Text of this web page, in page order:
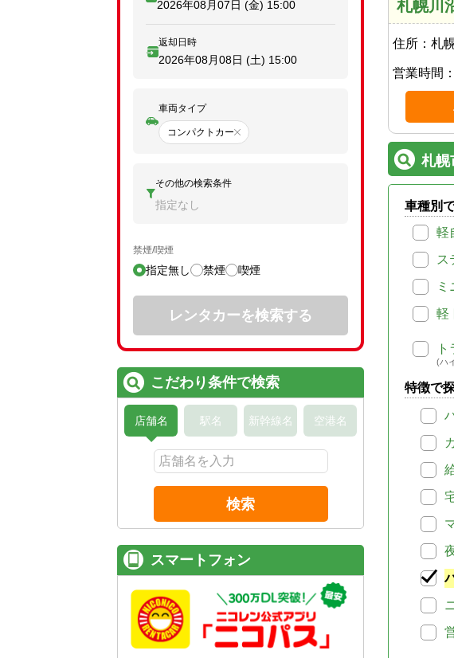
札幌川
住所： 札
営業時間：
札幌
車種別
軽
ス
軽
(ハ
特徴で
2026年08月07日 (金) 15:00
返却日時
2026年08月08日 (土) 15:00
車両タイプ
コンパクトカー
その他の検索条件
指定なし
禁煙/喫煙
指定無し 禁煙 喫煙
レンタカーを検索する
こだわり条件で検索
店舗名 駅名 新幹線名 空港名
検索
スマートフォン